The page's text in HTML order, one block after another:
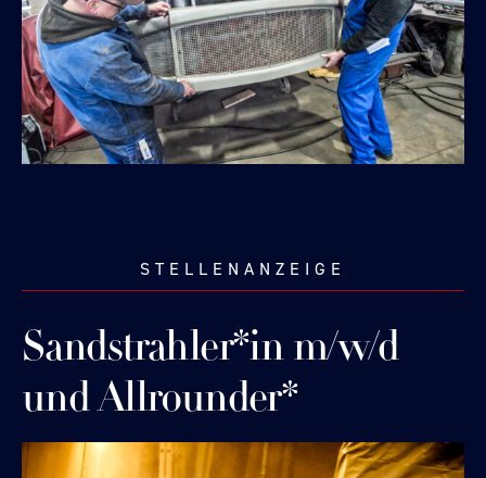
STELLENANZEIGE
Sandstrahler*in m/w/d
und Allrounder*